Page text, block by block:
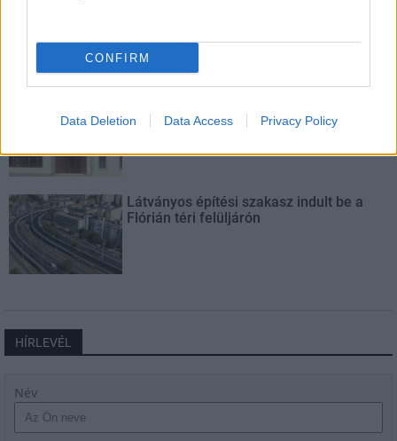
CONFIRM
Data Deletion Data Access Privacy Policy
Hódmezővásárhely jó hírű református
Látványos építési szakasz indult be a
Flórián téri felüljárón
HÍRLEVÉL
Név